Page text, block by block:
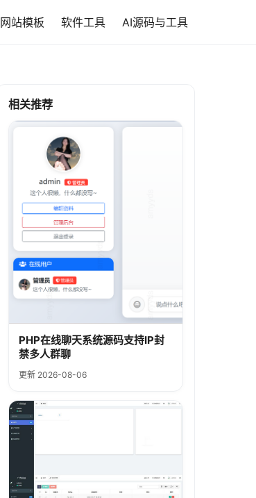
网站模板 软件工具 AI源码与工具
相关推荐
PHP在线聊天系统源码支持IP封
禁多人群聊
更新 2026-08-06